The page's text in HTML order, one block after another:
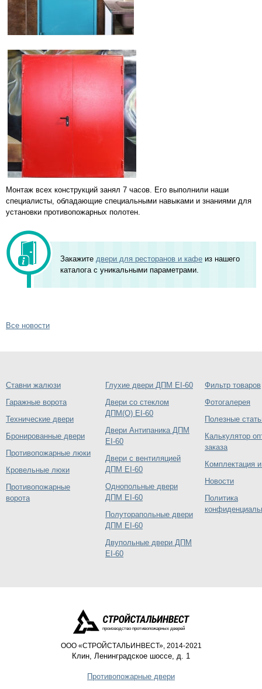
Монтаж всех конструкций занял 7 часов. Его выполнили наши
специалисты, обладающие специальными навыками и знаниями для
установки противопожарных полотен.
Закажите двери для ресторанов и кафе из нашего
каталога с уникальными параметрами.
Все новости
Ставни жалюзи
Гаражные ворота
Технические двери
Бронированные двери
Противопожарные люки
Кровельные люки
Противопожарные
ворота
Глухие двери ДПМ EI-60
Двери со стеклом
ДПМ(О) EI-60
Двери Антипаника ДПМ
EI-60
Двери с вентиляцией
ДПМ EI-60
Однопольные двери
ДПМ EI-60
Полуторапольные двери
ДПМ EI-60
Двупольные двери ДПМ
EI-60
Фильтр товаров
Фотогалерея
Полезные
Калькулятор
заказа
Комплектация
Новости
Политика
производство противопожарных дверей
ООО «СТРОЙСТАЛЬИНВЕСТ», 2014-2021
Клин, Ленинградское шоссе, д. 1
Противопожарные двери